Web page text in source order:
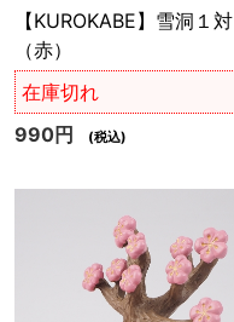
【KUROKABE】雪洞１対
（赤）
在庫切れ
990円
(税込)